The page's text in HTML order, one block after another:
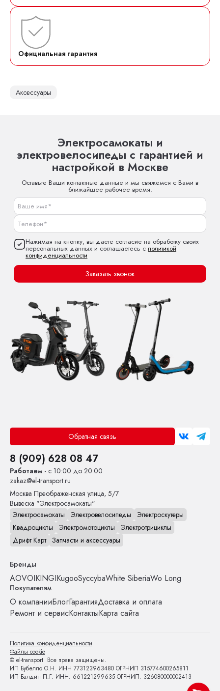
Официальная гарантия
Аксессуары
Электросамокаты и
электровелосипеды с гарантией и
настройкой в Москве
Оставьте Ваши контактные данные и мы свяжемся с Вами в
ближайшее рабочее время.
Нажимая на кнопку, вы даете согласие на обработку своих
персональных данных и соглашаетесь с политикой
конфиденциальности
Заказать звонок
Обратная связь
8 (909) 628 08 47
Работаем - с 10:00 до 20:00
zakaz@el-transport.ru
Москва Преображенская улица, 5/7
Вывеска "Электросамокаты"
Электросамокаты
Электровелосипеды
Электроскутеры
Квадроциклы
Электромотоциклы
Электротрициклы
Дрифт Карт Запчасти и аксессуары
Бренды
AOVOIKINGIKugooSyccybaWhite SiberiaWo Long
Покупателям
О компанииБлогГарантияДоставка и оплата
Ремонт и сервисКонтактыКарта сайта
© el-transport Все права защищены.
ИП Бубелло О.Н. ИНН 773123963480 ОГРНИП 315774600265811
ИП Балдин П.Г. ИНН: 661221299635 ОГРНИП: 326080000002413
Политика конфиденциальности
Файлы cookie